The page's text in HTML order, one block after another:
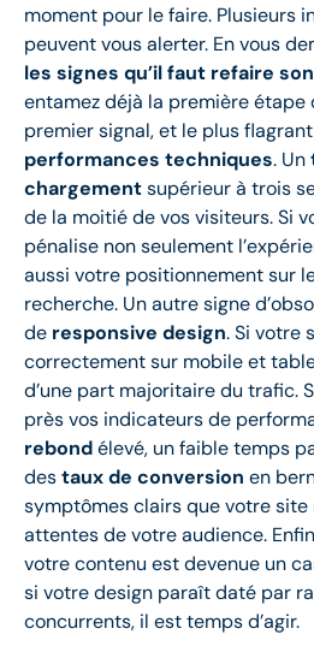
moment pour le faire. Plusieurs
peuvent vous alerter. En vous
les signes qu’il faut refaire
entamez déjà la première étape
premier signal, et le plus
performances techniques. Un
chargementsupérieur à trois
de la moitié de vos visiteurs. Si
pénalise non seulement
aussi votre positionnement sur
recherche. Un autre signe
de responsive design. Si votre
correctement sur mobile et
d’une part majoritaire du trafic.
près vos indicateurs de
rebondélevé, un faible temps
destaux de conversion en
symptômes clairs que votre site
attentes de votre audience.
votre contenu est devenue un
si votre design paraît daté par
concurrents, il est temps d’agir.